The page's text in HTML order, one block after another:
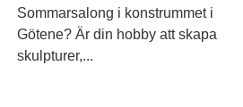
Sommarsalong i konstrummet i
Götene? Är din hobby att skapa
skulpturer,...